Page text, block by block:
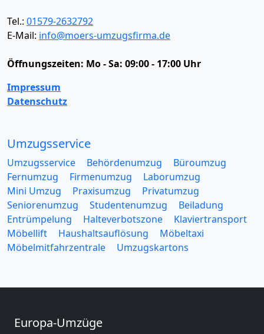
Tel.: 01579-2632792
E-Mail: info@moers-umzugsfirma.de
Öffnungszeiten: Mo - Sa: 09:00 - 17:00 Uhr
Impressum
Datenschutz
Umzugsservice
Umzugsservice Behördenumzug
Büroumzug
Fernumzug
Firmenumzug
Laborumzug
Mini Umzug
Praxisumzug
Privatumzug
Seniorenumzug
Studentenumzug
Beiladung
Entrümpelung
Halteverbotszone
Klaviertransport
Möbellift
Haushaltsauflösung
Möbeltaxi
Möbelmitfahrzentrale
Umzugskartons
Europa-Umzüge